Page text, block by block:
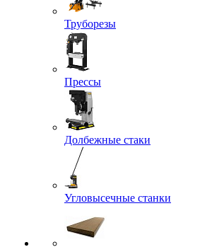
Труборезы
Прессы
Долбежные стаки
Угловысечные станки